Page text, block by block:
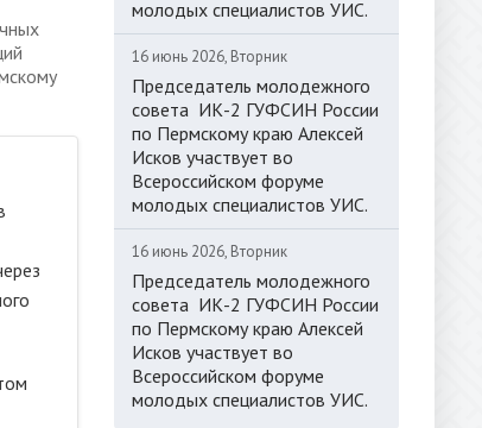
молодых специалистов УИС.
16 июнь 2026, Вторник
Председатель молодежного
совета ИК-2 ГУФСИН России
по Пермскому краю Алексей
Исков участвует во
Всероссийском форуме
молодых специалистов УИС.
16 июнь 2026, Вторник
Председатель молодежного
совета ИК-2 ГУФСИН России
по Пермскому краю Алексей
Исков участвует во
Всероссийском форуме
молодых специалистов УИС.